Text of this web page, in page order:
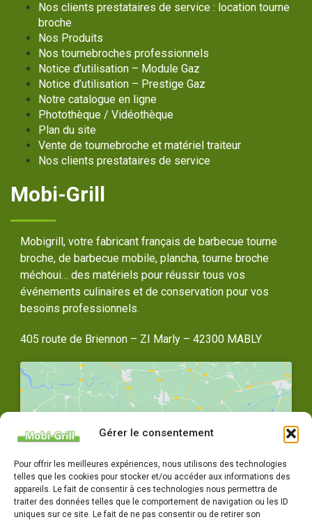
Gérer le consentement
Pour offrir les meilleures expériences, nous utilisons des technologies
telles que les cookies pour stocker et/ou accéder aux informations des
appareils. Le fait de consentir à ces technologies nous permettra de
traiter des données telles que le comportement de navigation ou les ID
uniques sur ce site. Le fait de ne pas consentir ou de retirer son
Nos clients prestataires de service : location tourne
broche
Nos Produits
Nos tournebroches professionnels
Notice d’utilisation – Module Gaz
Notice d’utilisation – Prestige Gaz
Notre catalogue en ligne
Photothèque / Vidéothèque
Plan du site
Vente de tournebroche et matériel traiteur
Nos clients prestataires de service
Mobi-Grill
Mobigrill, votre fabricant français de barbecue tourne
broche, de barbecue mobile, plancha, tourne broche
méchoui… des matériels pour réussir tous vos
événements culinaires et de conservation pour vos
besoins professionnels.
405 route de Briennon – ZI Marly – 42300 MABLY
marketing et activer ce contenu